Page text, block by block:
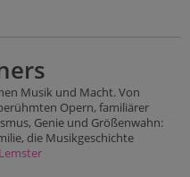
Musik und Macht. Von
Opern, familiärer
Genie und Größenwahn:
die Musikgeschichte